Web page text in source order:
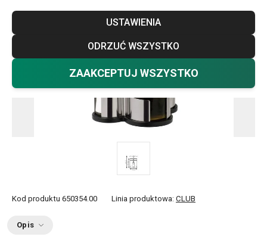
USTAWIENIA
ODRZUĆ WSZYSTKO
ZAAKCEPTUJ WSZYSTKO
Kod produktu 650354.00 Linia produktowa: CLUB
Opis